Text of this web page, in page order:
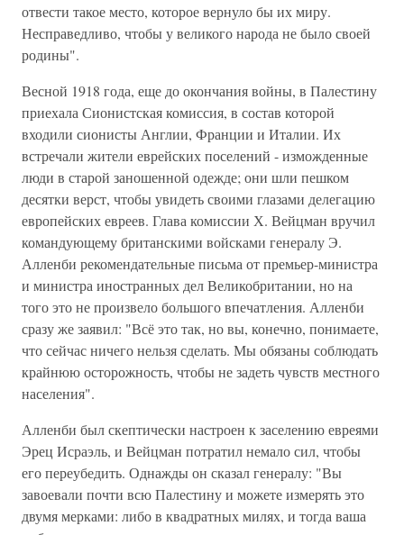
отвести такое место, которое вернуло бы их миру.
Несправедливо, чтобы у великого народа не было своей
родины".
Весной 1918 года, еще до окончания войны, в Палестину
приехала Сионистская комиссия, в состав которой
входили сионисты Англии, Франции и Италии. Их
встречали жители еврейских поселений - изможденные
люди в старой заношенной одежде; они шли пешком
десятки верст, чтобы увидеть своими глазами делегацию
европейских евреев. Глава комиссии Х. Вейцман вручил
командующему британскими войсками генералу Э.
Алленби рекомендательные письма от премьер-министра
и министра иностранных дел Великобритании, но на
того это не произвело большого впечатления. Алленби
сразу же заявил: "Всё это так, но вы, конечно, понимаете,
что сейчас ничего нельзя сделать. Мы обязаны соблюдать
крайнюю осторожность, чтобы не задеть чувств местного
населения".
Алленби был скептически настроен к заселению евреями
Эрец Исраэль, и Вейцман потратил немало сил, чтобы
его переубедить. Однажды он сказал генералу: "Вы
завоевали почти всю Палестину и можете измерять это
двумя мерками: либо в квадратных милях, и тогда ваша